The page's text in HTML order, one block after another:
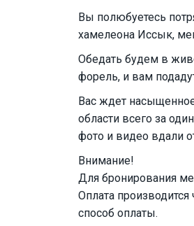
Вы полюбуетесь
хамелеона Иссык,
Обедать будем в
форель, и вам
Вас ждет
области всего за
фото и видео вдали
Внимание!
Для бронирования
Оплата
способ оплаты.